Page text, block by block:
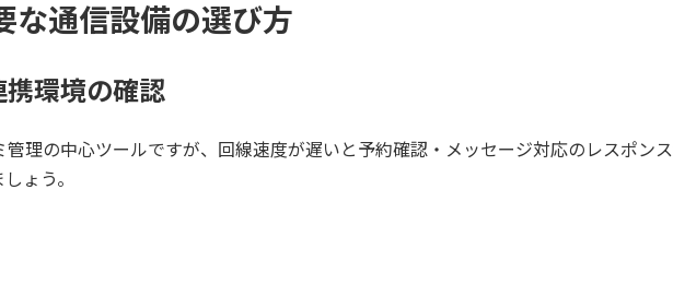
な通信設備の選び方
環境の確認
理の中心ツールですが、回線速度が遅いと予約確認・メッセージ対応のレスポンス
ょう。